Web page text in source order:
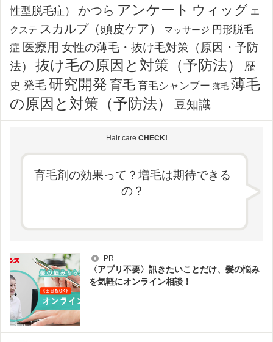
性型脱毛症）
かつら アンケート ウィッグ エ
クステ スカルプ（頭皮ケア） マッサージ 円形脱毛
症 医療用 女性の薄毛・抜け毛対策（原因・予防
法）
抜け毛の原因と対策（予防法）
歴
史 発毛研究開発 育毛 育毛シャンプー 薄毛 薄毛
の原因と対策（予防法）
豆知識
Hair care CHECK!
育毛剤の効果って？増毛は期待できる
の？
PR
〈アプリ不要〉訊きたいことだけ、髪の悩み
を気軽にオンライン相談！